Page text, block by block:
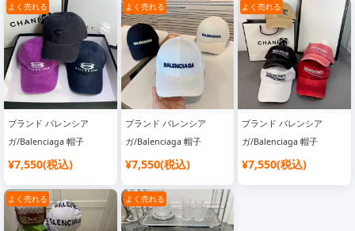
よく売れる
ブランド バレンシア
ガ/Balenciaga 帽子
¥7,550(税込)
よく売れる
ブランド バレンシア
ガ/Balenciaga 帽子
¥7,550(税込)
よく売れる
ブランド バレンシア
ガ/Balenciaga 帽子
¥7,550(税込)
よく売れる よく売れる